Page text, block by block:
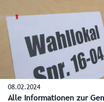
Ergebnisse berichten.
Gernot Filipp, im
LMZ, Franz Wieser.
08.02.2024
Alle Informationen zur